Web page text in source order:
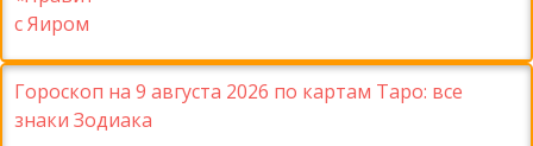
Гороскоп на 9 августа 2026 по картам Таро: все
знаки Зодиака